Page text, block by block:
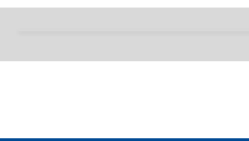
Alinhamento das rodas